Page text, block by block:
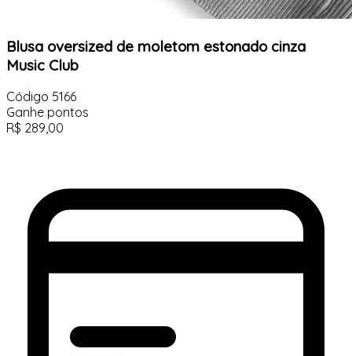
Blusa oversized de moletom estonado cinza
Music Club
Código 5166
Ganhe pontos
R$ 289,00